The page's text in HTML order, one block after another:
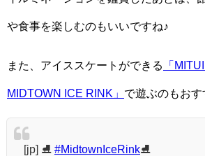
や食事を楽しむのもいいですね♪
また、アイススケートができる 「
MIDTOWN ICE RINK」 で遊ぶのもおす
[jp] ⛸ #MidtownIceRink⛸